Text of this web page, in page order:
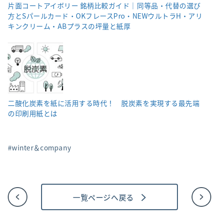
片面コートアイボリー 銘柄比較ガイド｜同等品・代替の選び
方とSパールカード・OKフレースPro・NEWウルトラH・アリ
キンクリーム・ABプラスの坪量と紙厚
二酸化炭素を紙に活用する時代！ 脱炭素を実現する最先端
の印刷用紙とは
winter＆company
一覧ページへ戻る